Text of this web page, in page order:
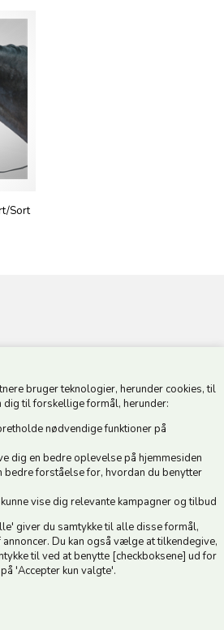
bruger teknologier, herunder cookies, til
til forskellige formål, herunder:
nødvendige funktioner på
dig en bedre oplevelse på hjemmesiden
bedre forståelse for, hvordan du benytter
vise dig relevante kampagner og tilbud
giver du samtykke til alle disse formål,
Du kan også vælge at tilkendegive,
til ved at benytte [checkboksene] ud for
'Accepter kun valgte'.
Sort
17.00 | Middagslukket 12.00-12.30 |
og modtag gode tilbud :)